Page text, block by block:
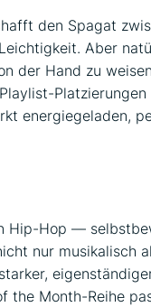
den Spagat
Aber
der Hand zu
Platzierungen
energiegeladen,
Hip-Hop —
nur musikalisch
the Month-Reihe